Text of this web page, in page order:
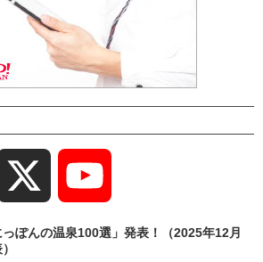
Channel
ぽんの温泉100選」発表！（2025年12月